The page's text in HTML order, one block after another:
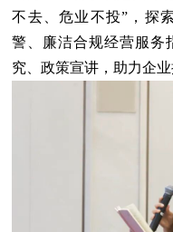
不去、危业不投”，探
警、廉洁合规经营服务
究、政策宣讲，助力企业